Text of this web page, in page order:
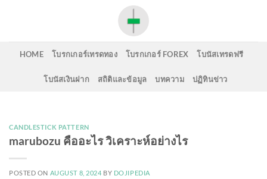
HOME โบรกเกอร์เทรดทอง โบรกเกอร์ FOREX โบนัสเทรดฟรี
โบนัสเงินฝาก สถิติและข้อมูล บทความ ปฏิทินข่าว
CANDLESTICK PATTERN
marubozu คืออะไร วิเคราะห์อย่างไร
POSTED ON AUGUST 8, 2024 BY DOJIPEDIA